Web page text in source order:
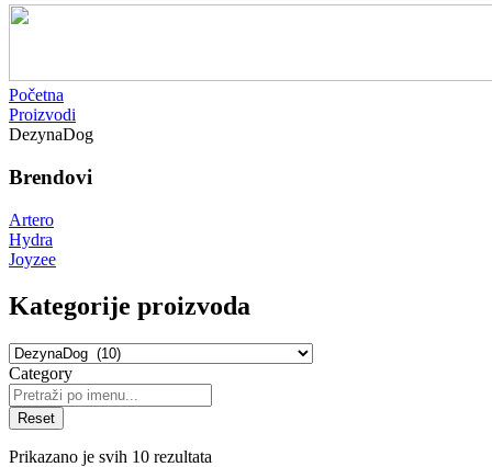
Početna
Proizvodi
DezynaDog
Brendovi
Artero
Hydra
Joyzee
Kategorije proizvoda
Category
Reset
Prikazano je svih 10 rezultata